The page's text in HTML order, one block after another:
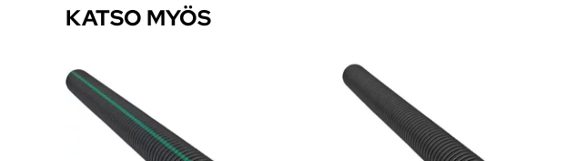
KATSO MYÖS